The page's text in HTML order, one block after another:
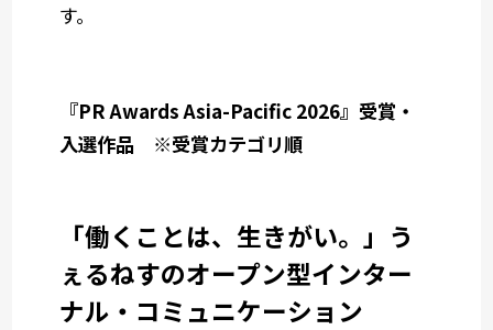
す。
『PR Awards Asia-Pacific 2026』受賞・
入選作品 ※受賞カテゴリ順
「働くことは、生きがい。」う
ぇるねすのオープン型インター
ナル・コミュニケーション